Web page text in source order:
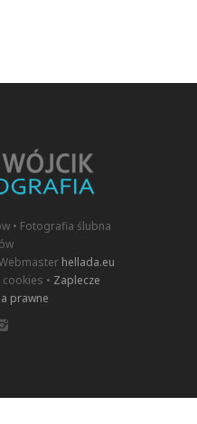
• Fotografia ślubna
hellada.eu
• Zaplecze
prawne